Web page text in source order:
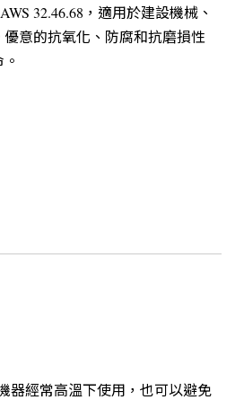
32.46.68，適用於建設機械、
意的抗氧化、防腐和抗磨損性
器經常高溫下使用，也可以避免